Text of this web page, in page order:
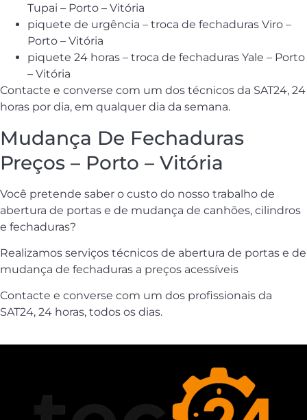
Tupai – Porto – Vitória
piquete de urgência – troca de fechaduras Viro –
Porto – Vitória
piquete 24 horas – troca de fechaduras Yale – Porto
– Vitória
Contacte e converse com um dos técnicos da SAT24, 24
horas por dia, em qualquer dia da semana.
Mudança De Fechaduras
Preços – Porto – Vitória
Você pretende saber o custo do nosso trabalho de
abertura de portas e de mudança de canhões, cilindros
e fechaduras?
Realizamos serviços técnicos de abertura de portas e de
mudança de fechaduras a preços acessíveis
Contacte e converse com um dos profissionais da
SAT24, 24 horas, todos os dias.